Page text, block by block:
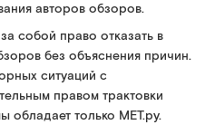
авторов обзоров.
собой право отказать в
без объяснения причин.
ситуаций с
правом трактовки
обладает только МЕТ.ру.